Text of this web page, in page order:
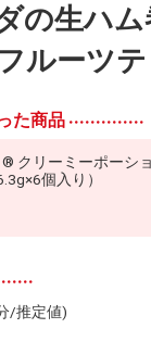
の生ハ
ルーツテ
た商品
® クリーミーポーシ
個入り）
/推定値)